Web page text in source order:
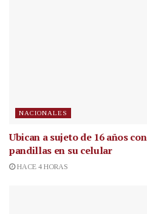
NACIONALES
Ubican a sujeto de 16 años
pandillas en su celular
HACE 4 HORAS